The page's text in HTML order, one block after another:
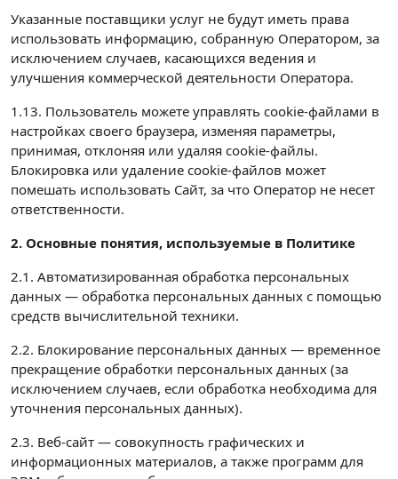
Указанные поставщики услуг не будут иметь права
использовать информацию, собранную Оператором, за
исключением случаев, касающихся ведения и
улучшения коммерческой деятельности Оператора.
1.13. Пользователь можете управлять cookie-файлами в
настройках своего браузера, изменяя параметры,
принимая, отклоняя или удаляя cookie-файлы.
Блокировка или удаление cookie-файлов может
помешать использовать Сайт, за что Оператор не несет
ответственности.
2. Основные понятия, используемые в Политике
2.1. Автоматизированная обработка персональных
данных — обработка персональных данных с помощью
средств вычислительной техники.
2.2. Блокирование персональных данных — временное
прекращение обработки персональных данных (за
исключением случаев, если обработка необходима для
уточнения персональных данных).
2.3. Веб-сайт — совокупность графических и
информационных материалов, а также программ для